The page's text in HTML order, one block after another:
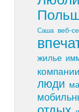
Саша веб-
жилье
компании
люди